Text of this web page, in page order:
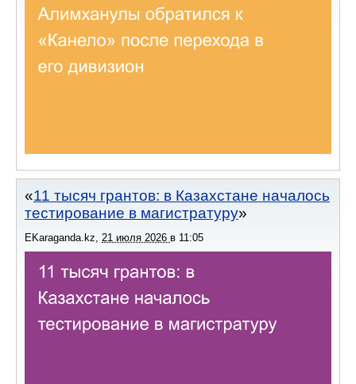
11 тысяч грантов: в Казахстане началось
тестирование в магистратуру
EKaraganda.kz 21 июля 2026 в 11:05